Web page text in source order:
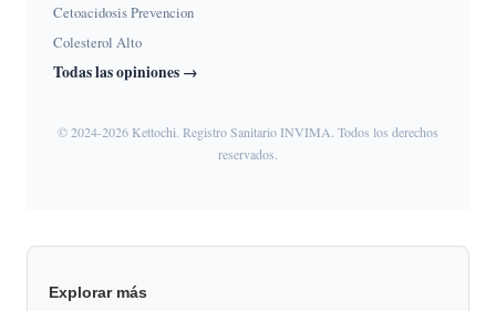
Cetoacidosis Prevencion
Colesterol Alto
Todas las opiniones →
© 2024-2026 Kettochi. Registro Sanitario INVIMA. Todos los derechos
reservados.
Explorar más